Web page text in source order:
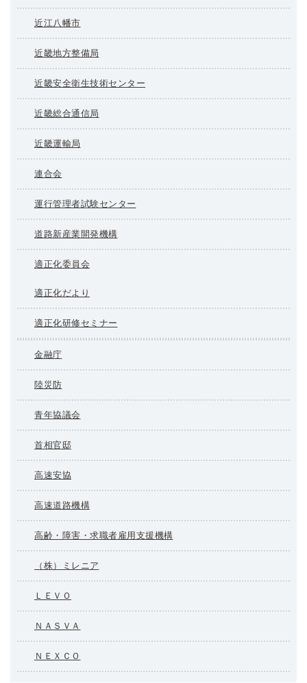
近江八幡市
近畿地方整備局
近畿安全衛生技術センター
近畿総合通信局
近畿運輸局
連合会
運行管理者試験センター
道路新産業開発機構
適正化委員会
適正化だより
適正化研修セミナー
金融庁
陸災防
青年協議会
首相官邸
高速安協
高速道路機構
高齢・障害・求職者雇用支援機構
（株）ミレニア
ＬＥＶＯ
ＮＡＳＶＡ
ＮＥＸＣＯ